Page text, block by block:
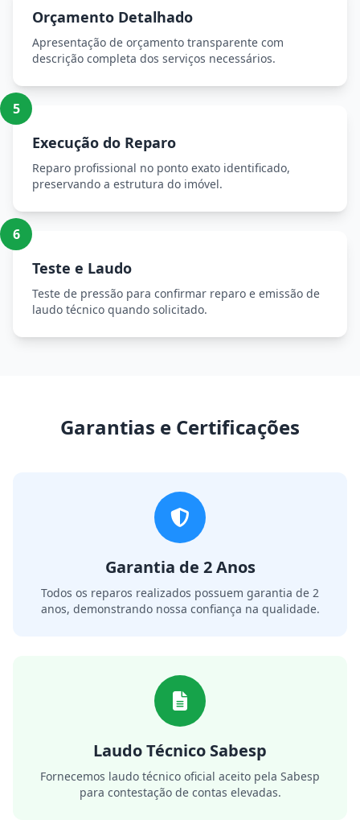
Orçamento Detalhado
Apresentação de orçamento transparente com
descrição completa dos serviços necessários.
5
Execução do Reparo
Reparo profissional no ponto exato identificado,
preservando a estrutura do imóvel.
6
Teste e Laudo
Teste de pressão para confirmar reparo e emissão de
laudo técnico quando solicitado.
Garantias e Certificações
Garantia de 2 Anos
Todos os reparos realizados possuem garantia de 2
anos, demonstrando nossa confiança na qualidade.
Laudo Técnico Sabesp
Fornecemos laudo técnico oficial aceito pela Sabesp
para contestação de contas elevadas.